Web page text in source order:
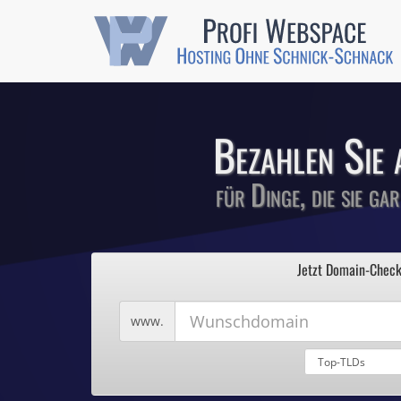
Günstige
Comodo-
Bezahlen
für Dinge, die sie
Profi
Hosting ohne
Domains für
2
3
5
Jetzt Domain-
Wunschdomain
www.